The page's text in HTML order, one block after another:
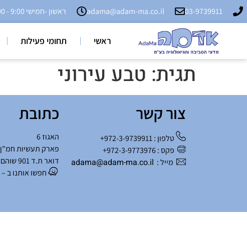
03-9739911
adama@adam-ma.co.il ראשון -חמישי 9:00 - 18:00
ראשי תחומי פעילות
תגית: טבע עירוני
צור קשר
טלפון : 972-3-9739911+
פקס : 972-3-9773976+
מייל : adama@adam-ma.co.il
כתובת
האגוז 6
פארק תעשיות חמ"ן
דואר ת.ד 901 שוהם
חפשו אותנו ב – WAZE